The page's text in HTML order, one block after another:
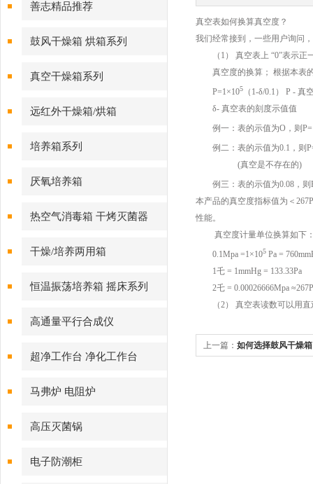
善志精品推荐
鼓风干燥箱 烘箱系列
真空干燥箱系列
远红外干燥箱/烘箱
培养箱系列
厌氧培养箱
热空气消毒箱 干烤灭菌器
干燥/培养两用箱
恒温振荡培养箱 摇床系列
高通量平行合成仪
超净工作台 净化工作台
马弗炉 电阻炉
高压灭菌锅
电子防潮柜
真空表如何换算真空度？
我们经常接到，一些用户询问
（1） 真空表上 “0”表示正一
真空度的换算； 根据本表的
P=1×105
（1-δ/0.1） P - 真
δ- 真空表的刻度示值值
例一：表的示值为O，则
例二：表的示值为0.1，则
(真空是不存在的)
例三：表的示值为0.08，则
本产品的真空度指标值为＜
性能。
真空度计量单位换算如下
0.1Mpa =1×105 Pa =
1乇 = 1mmHg = 133.33Pa
2乇 = 0.00026666Mpa
（2） 真空表读数可以用直
上一篇： 如何选择鼓风干燥箱